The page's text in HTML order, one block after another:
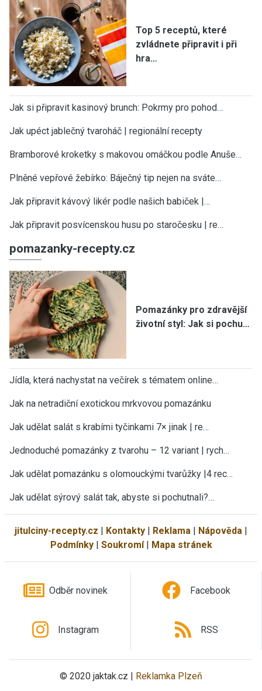
Top 5 receptů, které
zvládnete připravit i při
hra…
Jak si připravit kasinový brunch: Pokrmy pro pohod…
Jak upéct jablečný tvaroháč | regionální recepty
Bramborové kroketky s makovou omáčkou podle Anuše…
Plněné vepřové žebírko: Báječný tip nejen na sváte…
Jak připravit kávový likér podle našich babiček |…
Jak připravit posvícenskou husu po staročesku | re…
pomazanky-recepty.cz
Pomazánky pro zdravější
životní styl: Jak si pochu…
Jídla, která nachystat na večírek s tématem online…
Jak na netradiční exotickou mrkvovou pomazánku
Jak udělat salát s krabími tyčinkami 7× jinak | re…
Jednoduché pomazánky z tvarohu – 12 variant | rych…
Jak udělat pomazánku s olomouckými tvarůžky |4 rec…
Jak udělat sýrový salát tak, abyste si pochutnali?…
jitulciny-recepty.cz | Kontakty | Reklama | Nápověda |
Podmínky| Soukromí| Mapa stránek
Odběr novinek Facebook
Instagram RSS
© 2020 jaktak.cz | Reklamka Plzeň